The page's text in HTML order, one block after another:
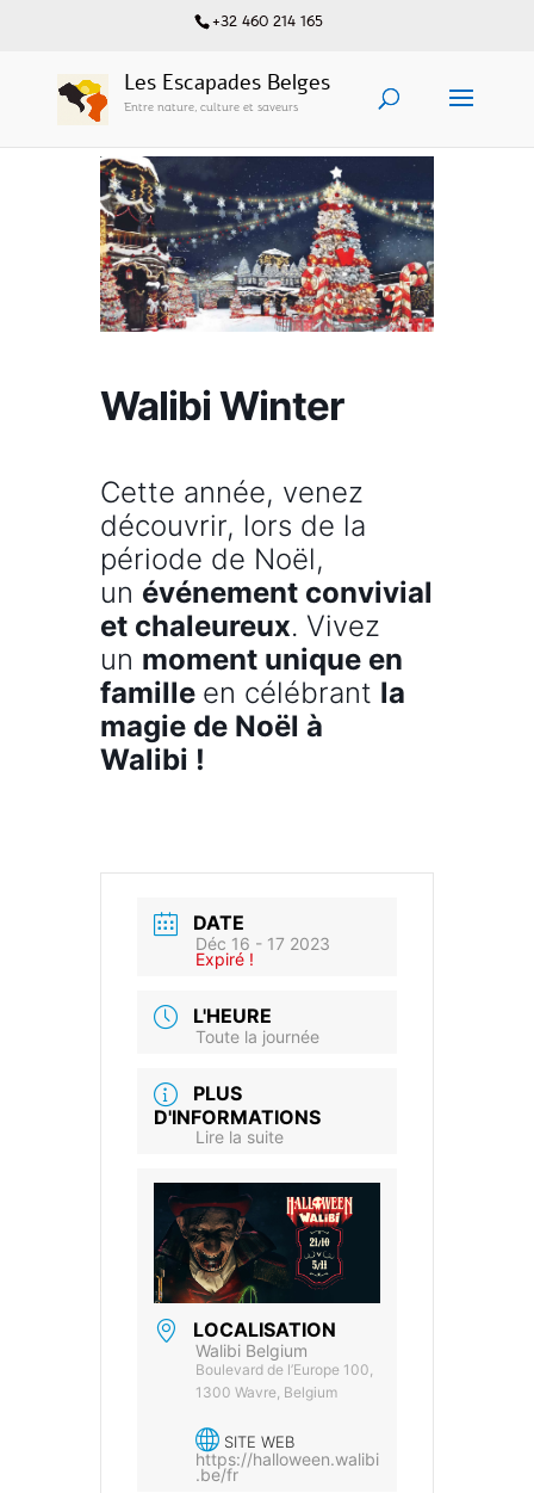
+32 460 214 165
Les Escapades Belges
Entre nature, culture et saveurs
Walibi Winter
Cette année, venez
découvrir, lors de la
période de Noël,
un événement convivial
et chaleureux. Vivez
un moment unique en
famille en célébrant la
magie de Noël à
Walibi !
DATE
Déc 16 - 17 2023
Expiré !
L'HEURE
Toute la journée
PLUS
D'INFORMATIONS
Lire la suite
LOCALISATION
Walibi Belgium
Boulevard de l’Europe 100,
1300 Wavre, Belgium
SITE WEB
https://halloween.walibi
.be/fr